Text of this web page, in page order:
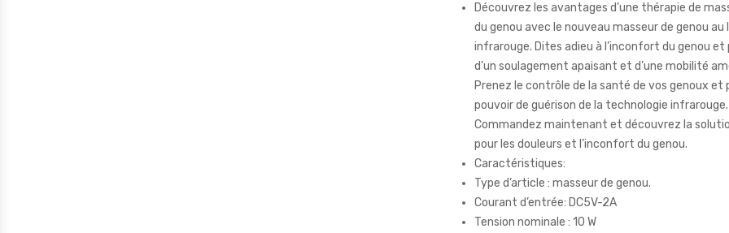
Découvrez les avantages d’une thérapie de
du genou avec le nouveau masseur de genou au
infrarouge. Dites adieu à l’inconfort du genou
d’un soulagement apaisant et d’une mobilité
Prenez le contrôle de la santé de vos genoux et
pouvoir de guérison de la technologie infrarouge.
Commandez maintenant et découvrez la
pour les douleurs et l’inconfort du genou.
Caractéristiques:
Type d’article : masseur de genou.
Courant d’entrée: DC5V-2A
Tension nominale : 10 W